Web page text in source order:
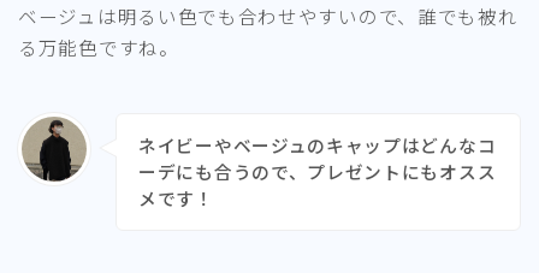
ベージュは明るい色でも合わせやすいので、誰でも被れ
る万能色ですね。
ネイビーやベージュのキャップはどんなコ
ーデにも合うので、プレゼントにもオスス
メです！